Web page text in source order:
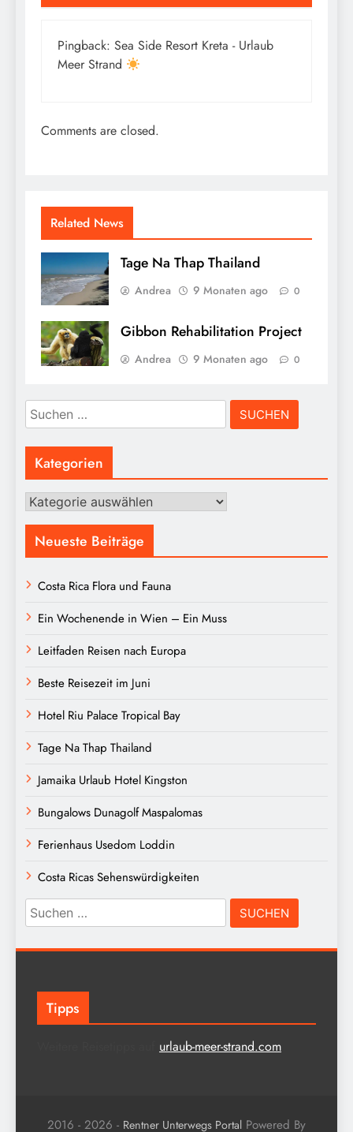
Pingback: Sea Side Resort Kreta - Urlaub
Meer Strand
Comments are closed.
Related News
Tage Na Thap Thailand
Andrea 9 Monaten ago 0
Gibbon Rehabilitation Project
Andrea 9 Monaten ago 0
Suchen
nach:
Kategorien
Kategorien
Neueste Beiträge
Costa Rica Flora und Fauna
Ein Wochenende in Wien – Ein Muss
Leitfaden Reisen nach Europa
Beste Reisezeit im Juni
Hotel Riu Palace Tropical Bay
Tage Na Thap Thailand
Jamaika Urlaub Hotel Kingston
Bungalows Dunagolf Maspalomas
Ferienhaus Usedom Loddin
Costa Ricas Sehenswürdigkeiten
Suchen
nach:
Tipps
urlaub-meer-strand.com
2016 - 2026 - Rentner Unterwegs Portal Powered By